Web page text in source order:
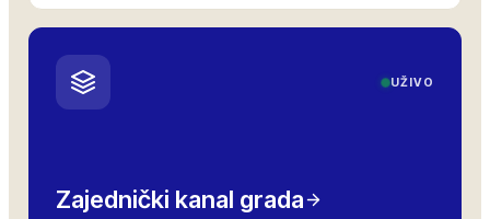
UŽIVO
Zajednički kanal grada